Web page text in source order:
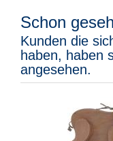
Schon
Kunden die
haben, haben
angesehen.